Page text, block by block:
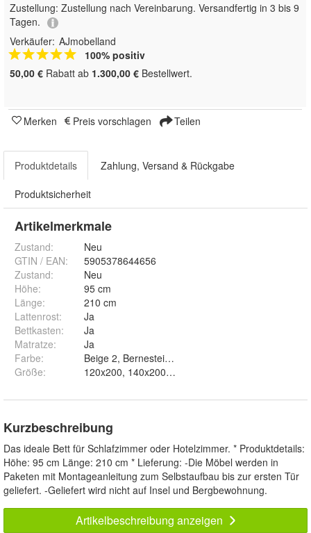
Zustellung: Zustellung nach Vereinbarung. Versandfertig in 3 bis 9
Tagen.
Verkäufer: AJmobelland
100% positiv
50,00 € Rabatt ab 1.300,00 € Bestellwert.
Merken Preis vorschlagen Teilen
Produktdetails Zahlung, Versand & Rückgabe
Produktsicherheit
Artikelmerkmale
Zustand:
Neu
GTIN / EAN:
5905378644656
Zustand:
Neu
Höhe:
95 cm
Länge:
210 cm
Lattenrost:
Ja
Bettkasten:
Ja
Matratze:
Ja
Farbe:
Größe:
Kurzbeschreibung
Das ideale Bett für Schlafzimmer oder Hotelzimmer. * Produktdetails:
Höhe: 95 cm Länge: 210 cm * Lieferung: -Die Möbel werden in
Paketen mit Montageanleitung zum Selbstaufbau bis zur ersten Tür
geliefert. -Geliefert wird nicht auf Insel und Bergbewohnung.
Artikelbeschreibung anzeigen